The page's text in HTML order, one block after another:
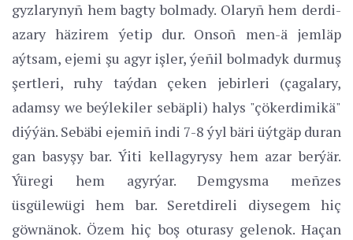
gyzlarynyñ hem bagty bolmady. Olaryñ hem derdi-
azary häzirem ýetip dur. Onsoñ men-ä jemläp
aýtsam, ejemi şu agyr işler, ýeñil bolmadyk durmuş
şertleri, ruhy taýdan çeken jebirleri (çagalary,
adamsy we beýlekiler sebäpli) halys "çökerdimikä"
diýýän. Sebäbi ejemiñ indi 7-8 ýyl bäri üýtgäp duran
gan basyşy bar. Ýiti kellagyrysy hem azar berýär.
Ýüregi hem agyrýar. Demgysma meñzes
üsgülewügi hem bar. Seretdireli diysegem hiç
göwnänok. Özem hiç boş oturasy gelenok. Haçan